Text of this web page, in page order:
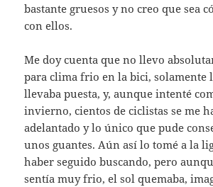
bastante gruesos y no creo que sea
con ellos.
Me doy cuenta que no llevo
para clima frio en la bici, solamente
llevaba puesta, y, aunque intenté
invierno, cientos de ciclistas se me
adelantado y lo único que pude
unos guantes. Aún así lo tomé a la
haber seguido buscando, pero
sentía muy frio, el sol quemaba,